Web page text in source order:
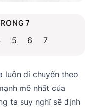
7
5 6 7
luôn di chuyển theo
mẽ nhất của
ta suy nghĩ sẽ định